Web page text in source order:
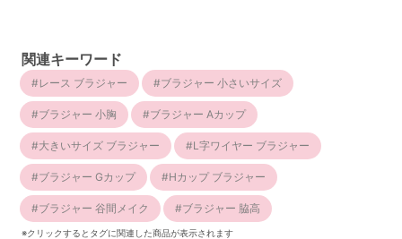
関連キーワード
レース ブラジャー ブラジャー 小さいサイズ
ブラジャー 小胸 ブラジャー Aカップ
大きいサイズ ブラジャー L字ワイヤー ブラジャー
ブラジャー Gカップ Hカップ ブラジャー
ブラジャー 谷間メイク ブラジャー 脇高
※クリックするとタグに関連した商品が表示されます